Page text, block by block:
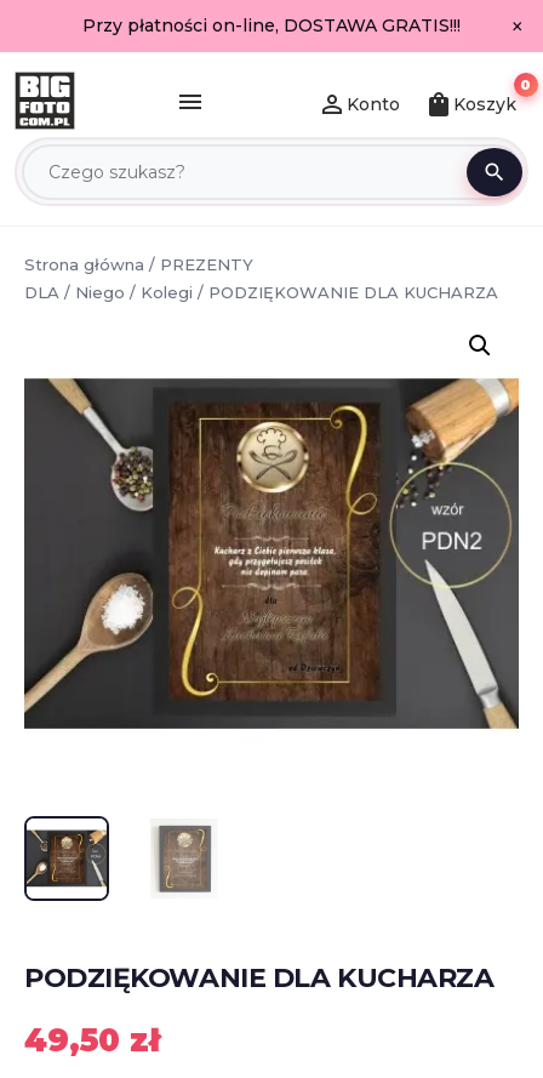
Przy płatności on-line, DOSTAWA GRATIS!!! ×
menu
search
person_outline Konto shopping_bag Koszyk
0
Strona główna / PREZENTY
DLA / Niego / Kolegi / PODZIĘKOWANIE DLA KUCHARZA
PODZIĘKOWANIE DLA KUCHARZA
49,50 zł